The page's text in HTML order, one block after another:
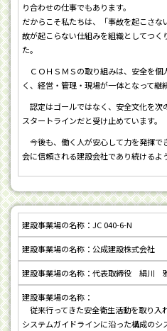
り合わせの仕事でもあります。
だからこそ私たちは、「事故を起こさ
故が起こらない仕組みを組織としてつ
た。
ＣＯＨＳＭＳの取り組みは、安全を
く、経営・管理・現場が一体となって継
認定はゴールではなく、安全文化を
スタートラインだと受け止めています。
今後も、働く人が安心して力を発揮
会に信頼される建設会社であり続けるよ
JC 040-6-N
公成建設株式会社
代表取締役 絹川
従来行ってきた安全衛生活動を取り入
システムガイドラインに沿った構成のシ